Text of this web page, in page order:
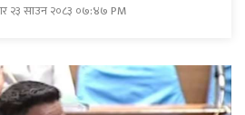
२३ साउन २०८३ ०७:४७ PM